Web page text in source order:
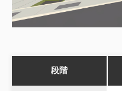
段階